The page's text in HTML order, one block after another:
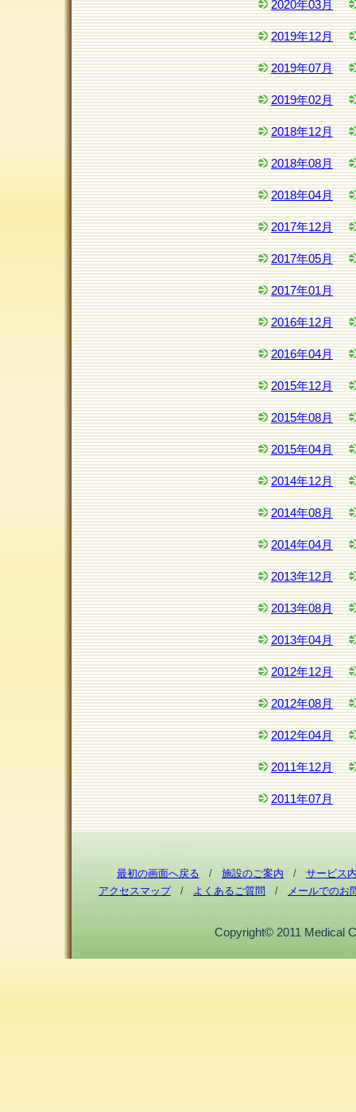
2020年03月
2019年12月
2019年07月
2019年02月
2018年12月
2018年08月
2018年04月
2017年12月
2017年05月
2017年01月
2016年12月
2016年04月
2015年12月
2015年08月
2015年04月
2014年12月
2014年08月
2014年04月
2013年12月
2013年08月
2013年04月
2012年12月
2012年08月
2012年04月
2011年12月
2011年07月
最初の画面へ戻る / 施設のご案内 / サービス
アクセスマップ/ よくあるご質問 / メールでのお
Copyright© 2011 Medical